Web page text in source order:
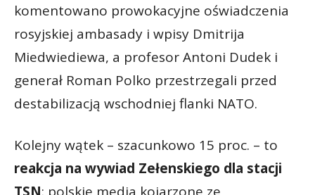
komentowano prowokacyjne oświadczenia
rosyjskiej ambasady i wpisy Dmitrija
Miedwiediewa, a profesor Antoni Dudek i
generał Roman Polko przestrzegali przed
destabilizacją wschodniej flanki NATO.
Kolejny wątek – szacunkowo 15 proc. – to
reakcja na wywiad Zełenskiego dla stacji